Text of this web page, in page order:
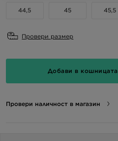
44,5 45 45,5
Провери размер
Добави в кошницата
Провери наличност в магазин